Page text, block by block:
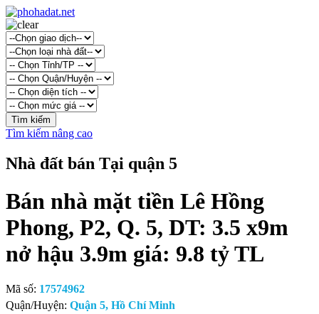
Tìm kiếm nâng cao
Nhà đất bán Tại quận 5
Bán nhà mặt tiền Lê Hồng
Phong, P2, Q. 5, DT: 3.5 x9m
nở hậu 3.9m giá: 9.8 tỷ TL
Mã số: 17574962
Quận/Huyện: Quận 5, Hồ Chí Minh